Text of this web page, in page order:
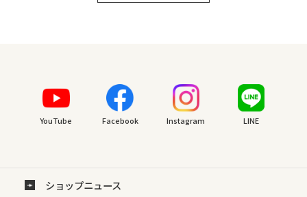
YouTube Facebook Instagram LINE
ショップニュース